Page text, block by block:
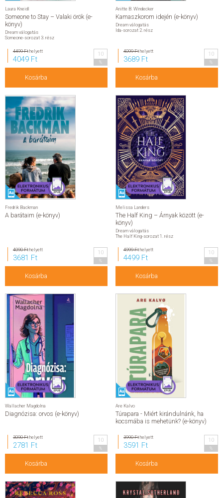
Laura Kneidl
Someone to Stay – Valaki örök (e-
könyv)
Dream válogatás
Someone-sorozat 3. rész
4499 Fthelyett
4049 Ft
10
Kosárba
Anitte B. Windecker
Kamaszkorom idején (e-könyv)
Dream válogatás
Ida-sorozat 2. rész
4099 Fthelyett
3689 Ft
10
Kosárba
Fredrik Backman
A barátaim (e-könyv)
4090 Fthelyett
3681 Ft
10
Kosárba
Melissa Landers
The Half King – Árnyak között (e-
könyv)
Dream válogatás
The Half King-sorozat 1. rész
4999 Fthelyett
4499 Ft
10
Kosárba
Wallacher Magdolna
Diagnózisa: orvos (e-könyv)
3090 Fthelyett
2781 Ft
10
Kosárba
Are Kalvo
Túrapara - Miért kirándulnánk, ha
kocsmába is mehetünk? (e-könyv)
3990 Fthelyett
3591 Ft
10
Kosárba